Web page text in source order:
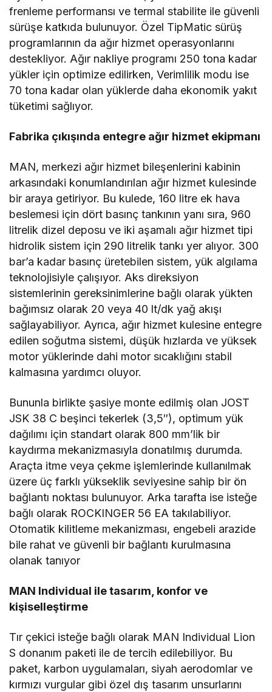
frenleme performansı ve termal stabilite ile güvenli
sürüşe katkıda bulunuyor. Özel TipMatic sürüş
programlarının da ağır hizmet operasyonlarını
destekliyor. Ağır nakliye programı 250 tona kadar
yükler için optimize edilirken, Verimlilik modu ise
70 tona kadar olan yüklerde daha ekonomik yakıt
tüketimi sağlıyor.
Fabrika çıkışında entegre ağır hizmet ekipmanı
MAN, merkezi ağır hizmet bileşenlerini kabinin
arkasındaki konumlandırılan ağır hizmet kulesinde
bir araya getiriyor. Bu kulede, 160 litre ek hava
beslemesi için dört basınç tankının yanı sıra, 960
litrelik dizel deposu ve iki aşamalı ağır hizmet tipi
hidrolik sistem için 290 litrelik tankı yer alıyor. 300
bar’a kadar basınç üretebilen sistem, yük algılama
teknolojisiyle çalışıyor. Aks direksiyon
sistemlerinin gereksinimlerine bağlı olarak yükten
bağımsız olarak 20 veya 40 lt/dk yağ akışı
sağlayabiliyor. Ayrıca, ağır hizmet kulesine entegre
edilen soğutma sistemi, düşük hızlarda ve yüksek
motor yüklerinde dahi motor sıcaklığını stabil
kalmasına yardımcı oluyor.
Bununla birlikte şasiye monte edilmiş olan JOST
JSK 38 C beşinci tekerlek (3,5″), optimum yük
dağılımı için standart olarak 800 mm’lik bir
kaydırma mekanizmasıyla donatılmış durumda.
Araçta itme veya çekme işlemlerinde kullanılmak
üzere üç farklı yükseklik seviyesine sahip bir ön
bağlantı noktası bulunuyor. Arka tarafta ise isteğe
bağlı olarak ROCKINGER 56 EA takılabiliyor.
Otomatik kilitleme mekanizması, engebeli arazide
bile rahat ve güvenli bir bağlantı kurulmasına
olanak tanıyor
MAN Individual ile tasarım, konfor ve
kişiselleştirme
Tır çekici isteğe bağlı olarak MAN Individual Lion
S donanım paketi ile de tercih edilebiliyor. Bu
paket, karbon uygulamaları, siyah aerodomlar ve
kırmızı vurgular gibi özel dış tasarım unsurlarını